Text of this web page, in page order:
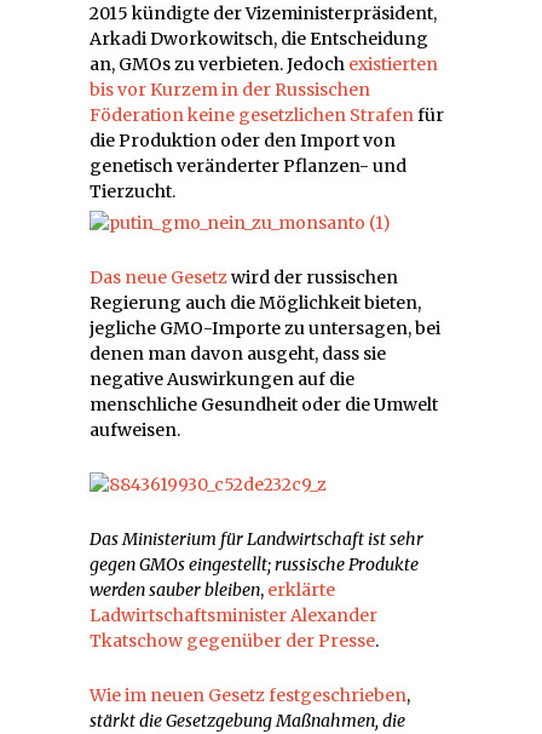
2015 kündigte der Vizeministerpräsident,
Arkadi Dworkowitsch, die Entscheidung
an, GMOs zu verbieten. Jedoch existierten
bis vor Kurzem in der Russischen
Föderation keine gesetzlichen Strafenfür
die Produktion oder den Import von
genetisch veränderter Pflanzen- und
Tierzucht.
Das neue Gesetzwird der russischen
Regierung auch die Möglichkeit bieten,
jegliche GMO-Importe zu untersagen, bei
denen man davon ausgeht, dass sie
negative Auswirkungen auf die
menschliche Gesundheit oder die Umwelt
aufweisen.
Das Ministerium für Landwirtschaft ist sehr
gegen GMOs eingestellt; russische Produkte
werden sauber bleiben, erklärte
Ladwirtschaftsminister Alexander
Tkatschow gegenüber der Presse.
Wie im neuen Gesetz festgeschrieben,
stärkt die Gesetzgebung Maßnahmen, die